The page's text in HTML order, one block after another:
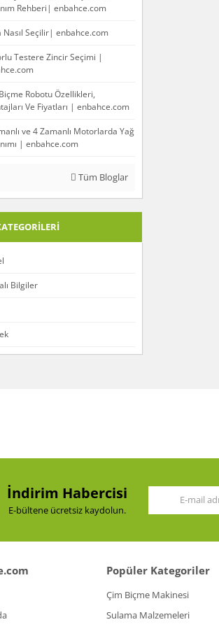
Rehberi| enbahce.com
Nasıl Seçilir| enbahce.com
Testere Zincir Seçimi |
Robotu Özellikleri,
Ve Fiyatları | enbahce.com
ve 4 Zamanlı Motorlarda Yağ
| enbahce.com
Tüm Bloglar
Bilgiler
İndirim Habercisi
E-bültene ücretsiz kaydolun.
Popüler Kategoriler
Çim Biçme Makinesi
Sulama Malzemeleri